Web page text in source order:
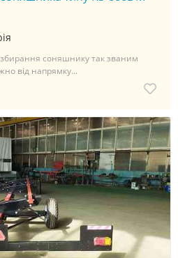
соняшнику так званим
від напрямку...